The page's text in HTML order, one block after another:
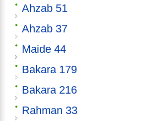
Ahzab 51
Ahzab 37
Maide 44
Bakara 179
Bakara 216
Rahman 33